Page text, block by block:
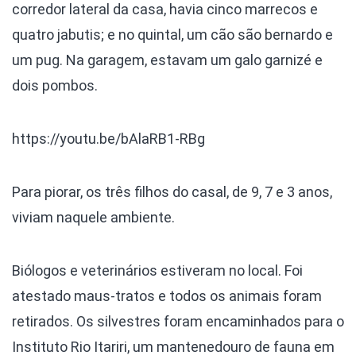
corredor lateral da casa, havia cinco marrecos e
quatro jabutis; e no quintal, um cão são bernardo e
um pug. Na garagem, estavam um galo garnizé e
dois pombos.
https://youtu.be/bAlaRB1-RBg
Para piorar, os três filhos do casal, de 9, 7 e 3 anos,
viviam naquele ambiente.
Biólogos e veterinários estiveram no local. Foi
atestado maus-tratos e todos os animais foram
retirados. Os silvestres foram encaminhados para o
Instituto Rio Itariri, um mantenedouro de fauna em